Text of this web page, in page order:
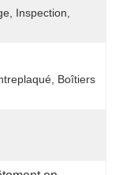
Inspection,
Boîtiers